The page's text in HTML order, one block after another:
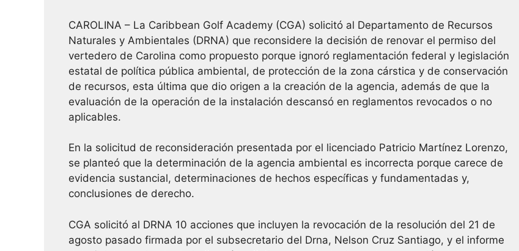
CAROLINA – La Caribbean Golf Academy (CGA) solicitó al Departamento de Recursos
Naturales y Ambientales (DRNA) que reconsidere la decisión de renovar el permiso del
vertedero de Carolina como propuesto porque ignoró reglamentación federal y legislación
estatal de política pública ambiental, de protección de la zona cárstica y de conservación
de recursos, esta última que dio origen a la creación de la agencia, además de que la
evaluación de la operación de la instalación descansó en reglamentos revocados o no
aplicables.
En la solicitud de reconsideración presentada por el licenciado Patricio Martínez Lorenzo,
se planteó que la determinación de la agencia ambiental es incorrecta porque carece de
evidencia sustancial, determinaciones de hechos específicas y fundamentadas y,
conclusiones de derecho.
CGA solicitó al DRNA 10 acciones que incluyen la revocación de la resolución del 21 de
agosto pasado firmada por el subsecretario del Drna, Nelson Cruz Santiago, y el informe